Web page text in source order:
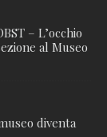
– L’occhio
al Museo
diventa